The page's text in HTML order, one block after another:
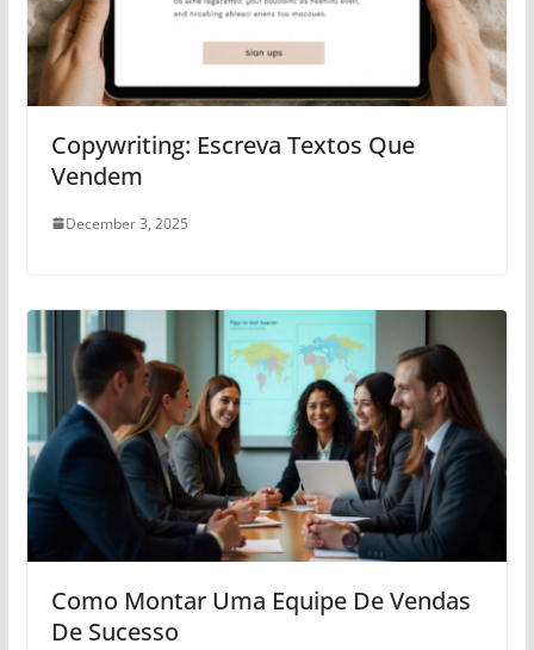
Copywriting: Escreva Textos Que
Vendem
December 3, 2025
Como Montar Uma Equipe De Vendas
De Sucesso